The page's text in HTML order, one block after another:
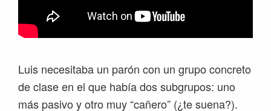
Luis necesitaba un parón con un grupo concreto
de clase en el que había dos subgrupos: uno
más pasivo y otro muy “cañero” (¿te suena?).